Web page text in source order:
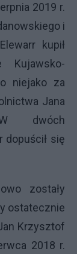
2019 r.
i
kupił
Kujawsko-
niejako za
Jana
dwóch
się
zostały
ostatecznie
Krzysztof
2018 r.